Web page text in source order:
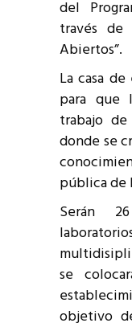
del
través de
Abiertos”.
La casa
para que
trabajo
donde se
pública de
Serán
se
objetivo